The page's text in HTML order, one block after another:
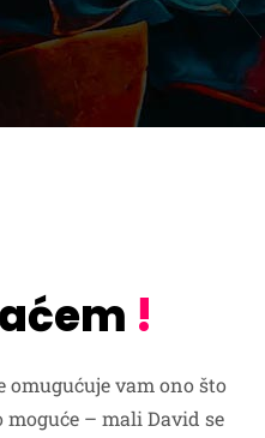
!
omugućuje vam ono što
– mali David se